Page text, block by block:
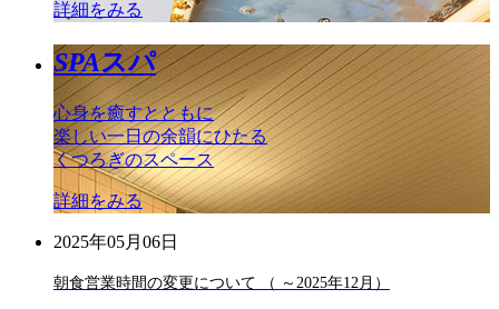
詳細をみる
SPAスパ
心身を癒すとともに
楽しい一日の余韻にひたる
くつろぎのスペース
詳細をみる
2025年05月06日
朝食営業時間の変更について （ ～2025年12月）